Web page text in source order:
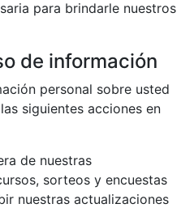
para brindarle nuestros
de información
personal sobre usted
siguientes acciones en
de nuestras
sorteos y encuestas
nuestras actualizaciones